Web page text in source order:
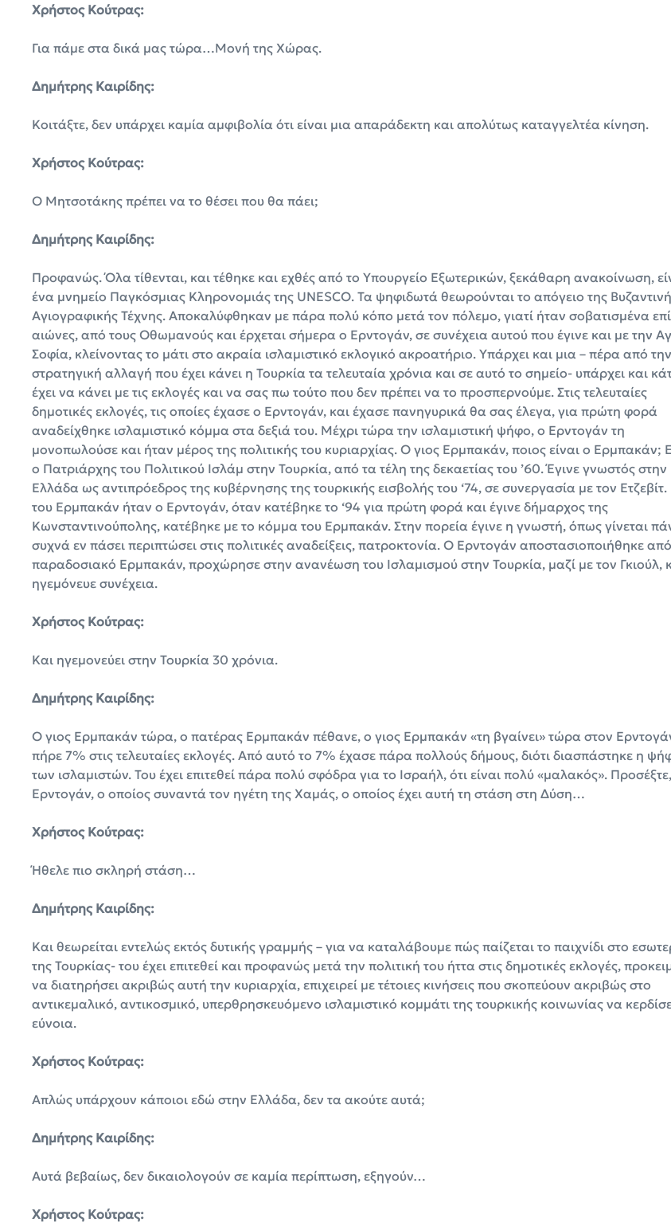
Χρήστος Κούτρας:
Για πάμε στα δικά μας τώρα…Μονή της Χώρας.
Δημήτρης Καιρίδης:
Κοιτάξτε, δεν υπάρχει καμία αμφιβολία ότι είναι μια απαράδεκτη και απολύτως καταγγελτέα κίνηση.
Χρήστος Κούτρας:
Ο Μητσοτάκης πρέπει να το θέσει που θα πάει;
Δημήτρης Καιρίδης:
Προφανώς. Όλα τίθενται, και τέθηκε και εχθές από το Υπουργείο Εξωτερικών, ξεκάθαρη ανακοίνωση,
ένα μνημείο Παγκόσμιας Κληρονομιάς της UNESCO. Τα ψηφιδωτά θεωρούνται το απόγειο της
Αγιογραφικής Τέχνης. Αποκαλύφθηκαν με πάρα πολύ κόπο μετά τον πόλεμο, γιατί ήταν σοβατισμένα επί
αιώνες, από τους Οθωμανούς και έρχεται σήμερα ο Ερντογάν, σε συνέχεια αυτού που έγινε και με την
Σοφία, κλείνοντας το μάτι στο ακραία ισλαμιστικό εκλογικό ακροατήριο. Υπάρχει και μια – πέρα από την
στρατηγική αλλαγή που έχει κάνει η Τουρκία τα τελευταία χρόνια και σε αυτό το σημείο- υπάρχει και
έχει να κάνει με τις εκλογές και να σας πω τούτο που δεν πρέπει να το προσπερνούμε. Στις τελευταίες
δημοτικές εκλογές, τις οποίες έχασε ο Ερντογάν, και έχασε πανηγυρικά θα σας έλεγα, για πρώτη φορά
αναδείχθηκε ισλαμιστικό κόμμα στα δεξιά του. Μέχρι τώρα την ισλαμιστική ψήφο, ο Ερντογάν τη
μονοπωλούσε και ήταν μέρος της πολιτικής του κυριαρχίας. Ο γιος Ερμπακάν, ποιος είναι ο Ερμπακάν;
ο Πατριάρχης του Πολιτικού Ισλάμ στην Τουρκία, από τα τέλη της δεκαετίας του ’60. Έγινε γνωστός στην
Ελλάδα ως αντιπρόεδρος της κυβέρνησης της τουρκικής εισβολής του ‘74, σε συνεργασία με τον Ετζεβίτ.
του Ερμπακάν ήταν ο Ερντογάν, όταν κατέβηκε το ‘94 για πρώτη φορά και έγινε δήμαρχος της
Κωνσταντινούπολης, κατέβηκε με το κόμμα του Ερμπακάν. Στην πορεία έγινε η γνωστή, όπως γίνεται
συχνά εν πάσει περιπτώσει στις πολιτικές αναδείξεις, πατροκτονία. Ο Ερντογάν αποστασιοποιήθηκε
παραδοσιακό Ερμπακάν, προχώρησε στην ανανέωση του Ισλαμισμού στην Τουρκία, μαζί με τον Γκιούλ,
ηγεμόνευε συνέχεια.
Χρήστος Κούτρας:
Και ηγεμονεύει στην Τουρκία 30 χρόνια.
Δημήτρης Καιρίδης:
Ο γιος Ερμπακάν τώρα, ο πατέρας Ερμπακάν πέθανε, ο γιος Ερμπακάν «τη βγαίνει» τώρα στον
πήρε 7% στις τελευταίες εκλογές. Από αυτό το 7% έχασε πάρα πολλούς δήμους, διότι διασπάστηκε η
των ισλαμιστών. Του έχει επιτεθεί πάρα πολύ σφόδρα για το Ισραήλ, ότι είναι πολύ «μαλακός».
Ερντογάν, ο οποίος συναντά τον ηγέτη της Χαμάς, ο οποίος έχει αυτή τη στάση στη Δύση…
Χρήστος Κούτρας:
Ήθελε πιο σκληρή στάση…
Δημήτρης Καιρίδης:
Και θεωρείται εντελώς εκτός δυτικής γραμμής – για να καταλάβουμε πώς παίζεται το παιχνίδι στο
της Τουρκίας- του έχει επιτεθεί και προφανώς μετά την πολιτική του ήττα στις δημοτικές εκλογές,
να διατηρήσει ακριβώς αυτή την κυριαρχία, επιχειρεί με τέτοιες κινήσεις που σκοπεύουν ακριβώς στο
αντικεμαλικό, αντικοσμικό, υπερθρησκευόμενο ισλαμιστικό κομμάτι της τουρκικής κοινωνίας να
εύνοια.
Χρήστος Κούτρας:
Απλώς υπάρχουν κάποιοι εδώ στην Ελλάδα, δεν τα ακούτε αυτά;
Δημήτρης Καιρίδης:
Αυτά βεβαίως, δεν δικαιολογούν σε καμία περίπτωση, εξηγούν…
Χρήστος Κούτρας: